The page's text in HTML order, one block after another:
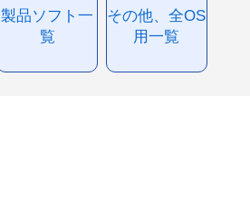
製品ソフト一
覧
その他、全OS
用一覧